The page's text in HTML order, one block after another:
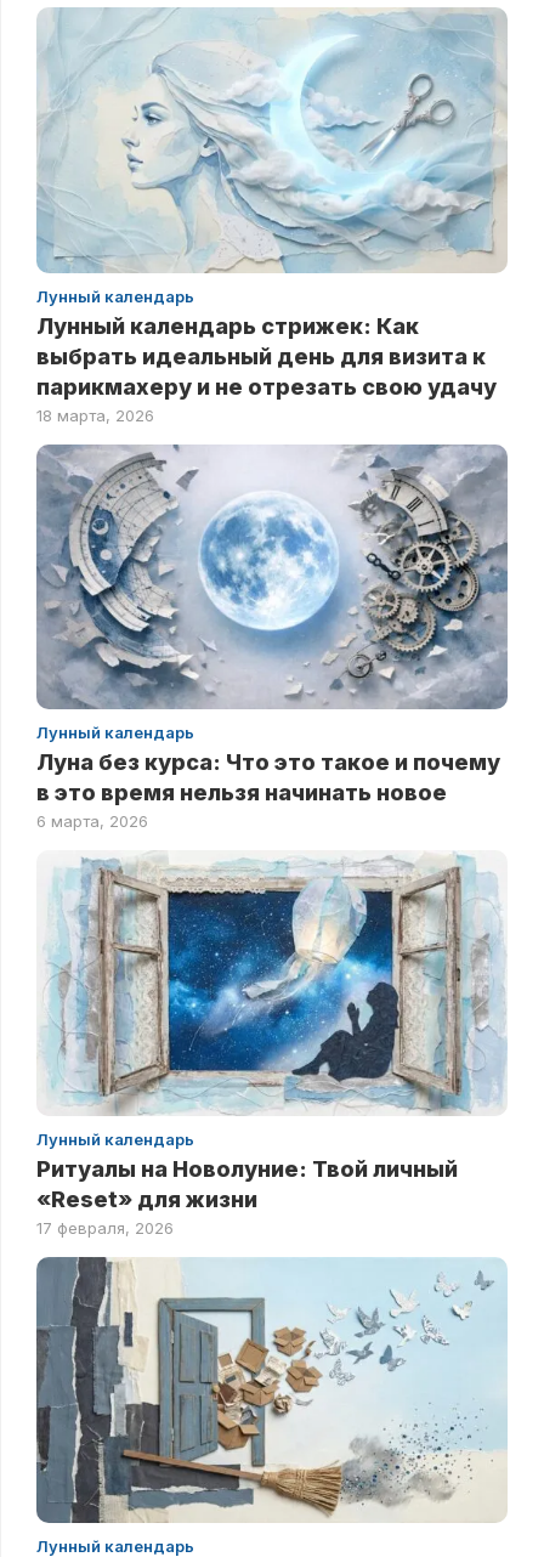
Лунный календарь
Лунный календарь стрижек: Как
выбрать идеальный день для визита к
парикмахеру и не отрезать свою удачу
18 марта, 2026
Лунный календарь
Луна без курса: Что это такое и почему
в это время нельзя начинать новое
6 марта, 2026
Лунный календарь
Ритуалы на Новолуние: Твой личный
«Reset» для жизни
17 февраля, 2026
Лунный календарь